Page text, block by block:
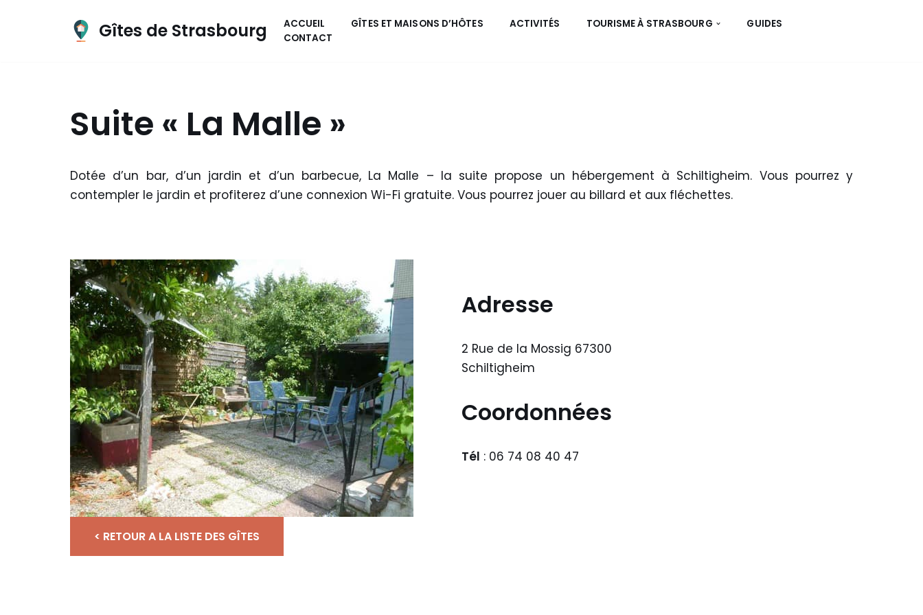
Gîtes de Strasbourg ACCUEIL GÎTES ET MAISONS D’HÔTES ACTIVITÉS TOURISME À STRASBOURG
GUIDES
CONTACT
Suite « La Malle »
Dotée d’un bar, d’un jardin et d’un barbecue, La Malle – la suite propose un hébergement à Schiltigheim. Vous pourrez y
contempler le jardin et profiterez d’une connexion Wi-Fi gratuite. Vous pourrez jouer au billard et aux fléchettes.
Adresse
2 Rue de la Mossig 67300
Schiltigheim
Coordonnées
Tél : 06 74 08 40 47
< RETOUR A LA LISTE DES GÎTES